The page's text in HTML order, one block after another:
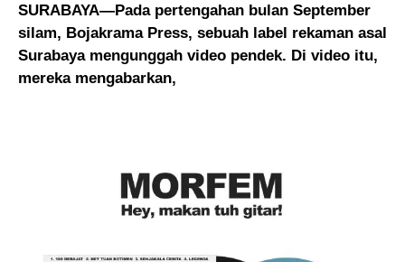
SURABAYA—Pada pertengahan bulan September
silam, Bojakrama Press, sebuah label rekaman asal
Surabaya mengunggah video pendek. Di video itu,
mereka mengabarkan,